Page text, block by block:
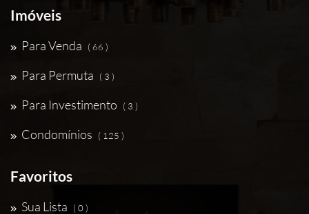
Imóveis
Para Venda ( 66 )
Para Permuta ( 3 )
Para Investimento ( 3 )
Condomínios ( 125 )
Favoritos
Sua Lista ( 0 )